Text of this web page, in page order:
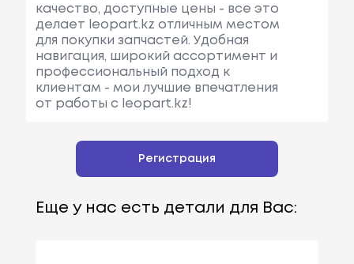
качество, доступные цены - все это
делает leopart.kz отличным местом
для покупки запчастей. Удобная
навигация, широкий ассортимент и
профессиональный подход к
клиентам - мои лучшие впечатления
от работы с leopart.kz!
Регистрация
Еще у нас есть детали для Вас: